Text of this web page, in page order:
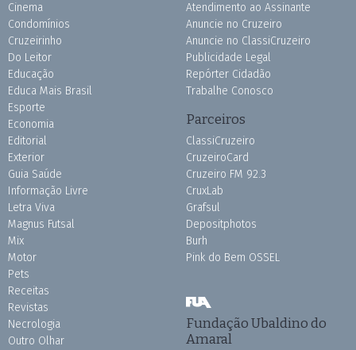
Cinema
Condomínios
Cruzeirinho
Do Leitor
Educação
Educa Mais Brasil
Esporte
Economia
Editorial
Exterior
Guia Saúde
Informação Livre
Letra Viva
Magnus Futsal
Mix
Motor
Pets
Receitas
Revistas
Necrologia
Outro Olhar
Atendimento ao Assinante
Anuncie no Cruzeiro
Anuncie no ClassiCruzeiro
Publicidade Legal
Repórter Cidadão
Trabalhe Conosco
Parceiros
ClassiCruzeiro
CruzeiroCard
Cruzeiro FM 92.3
CruxLab
Grafsul
Depositphotos
Burh
Pink do Bem OSSEL
Fundação Ubaldino do
Amaral